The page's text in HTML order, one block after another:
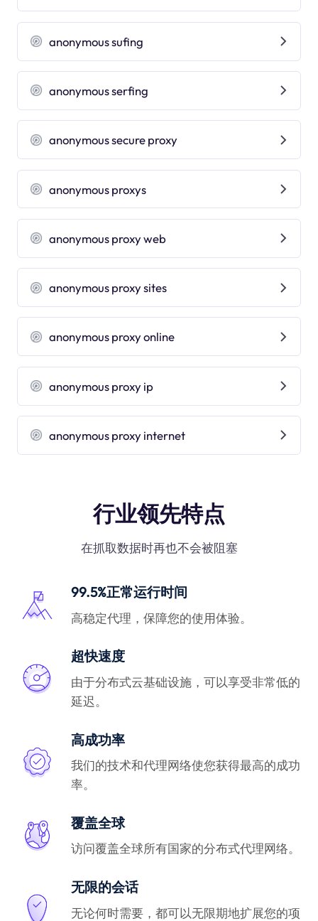
anonymous sufing
anonymous serfing
anonymous secure proxy
anonymous proxys
anonymous proxy web
anonymous proxy sites
anonymous proxy online
anonymous proxy ip
anonymous proxy internet
行业领先特点
在抓取数据时再也不会被阻塞
99.5%正常运行时间
高稳定代理，保障您的使用体验。
超快速度
由于分布式云基础设施，可以享受非常低的
延迟。
高成功率
我们的技术和代理网络使您获得最高的成功
率。
覆盖全球
访问覆盖全球所有国家的分布式代理网络。
无限的会话
无论何时需要，都可以无限期地扩展您的项